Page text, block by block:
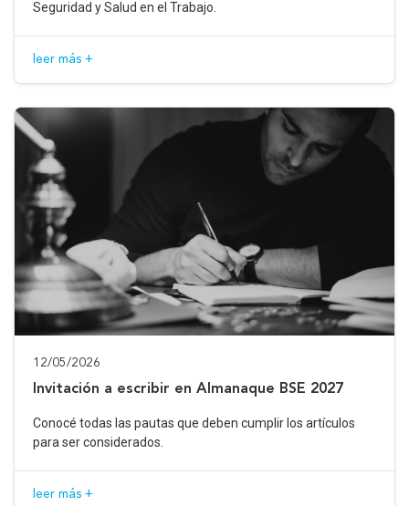
Seguridad y Salud en el Trabajo.
leer más +
12/05/2026
Invitación a escribir en Almanaque BSE 2027
Conocé todas las pautas que deben cumplir los artículos
para ser considerados.
leer más +